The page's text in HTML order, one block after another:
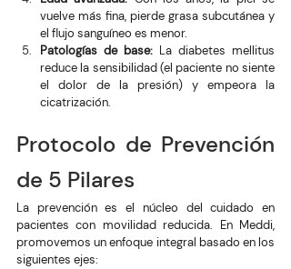
vuelve más fina, pierde grasa subcutánea y
el flujo sanguíneo es menor.
Patologías de base: La diabetes mellitus
reduce la sensibilidad (el paciente no siente
el dolor de la presión) y empeora la
cicatrización.
Protocolo de Prevención
de 5 Pilares
La prevención es el núcleo del cuidado en
pacientes con movilidad reducida. En Meddi,
promovemos un enfoque integral basado en los
siguientes ejes: